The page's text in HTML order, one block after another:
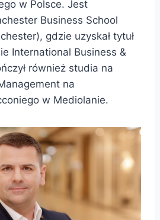
w Polsce. Jest
Business School
gdzie uzyskał tytuł
International Business &
również studia na
na
w Mediolanie.